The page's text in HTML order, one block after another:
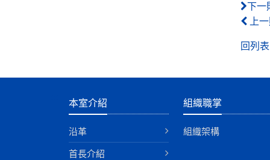
下一
上
回列表
本室介紹
沿革
首長介紹
組織職掌
組織架構